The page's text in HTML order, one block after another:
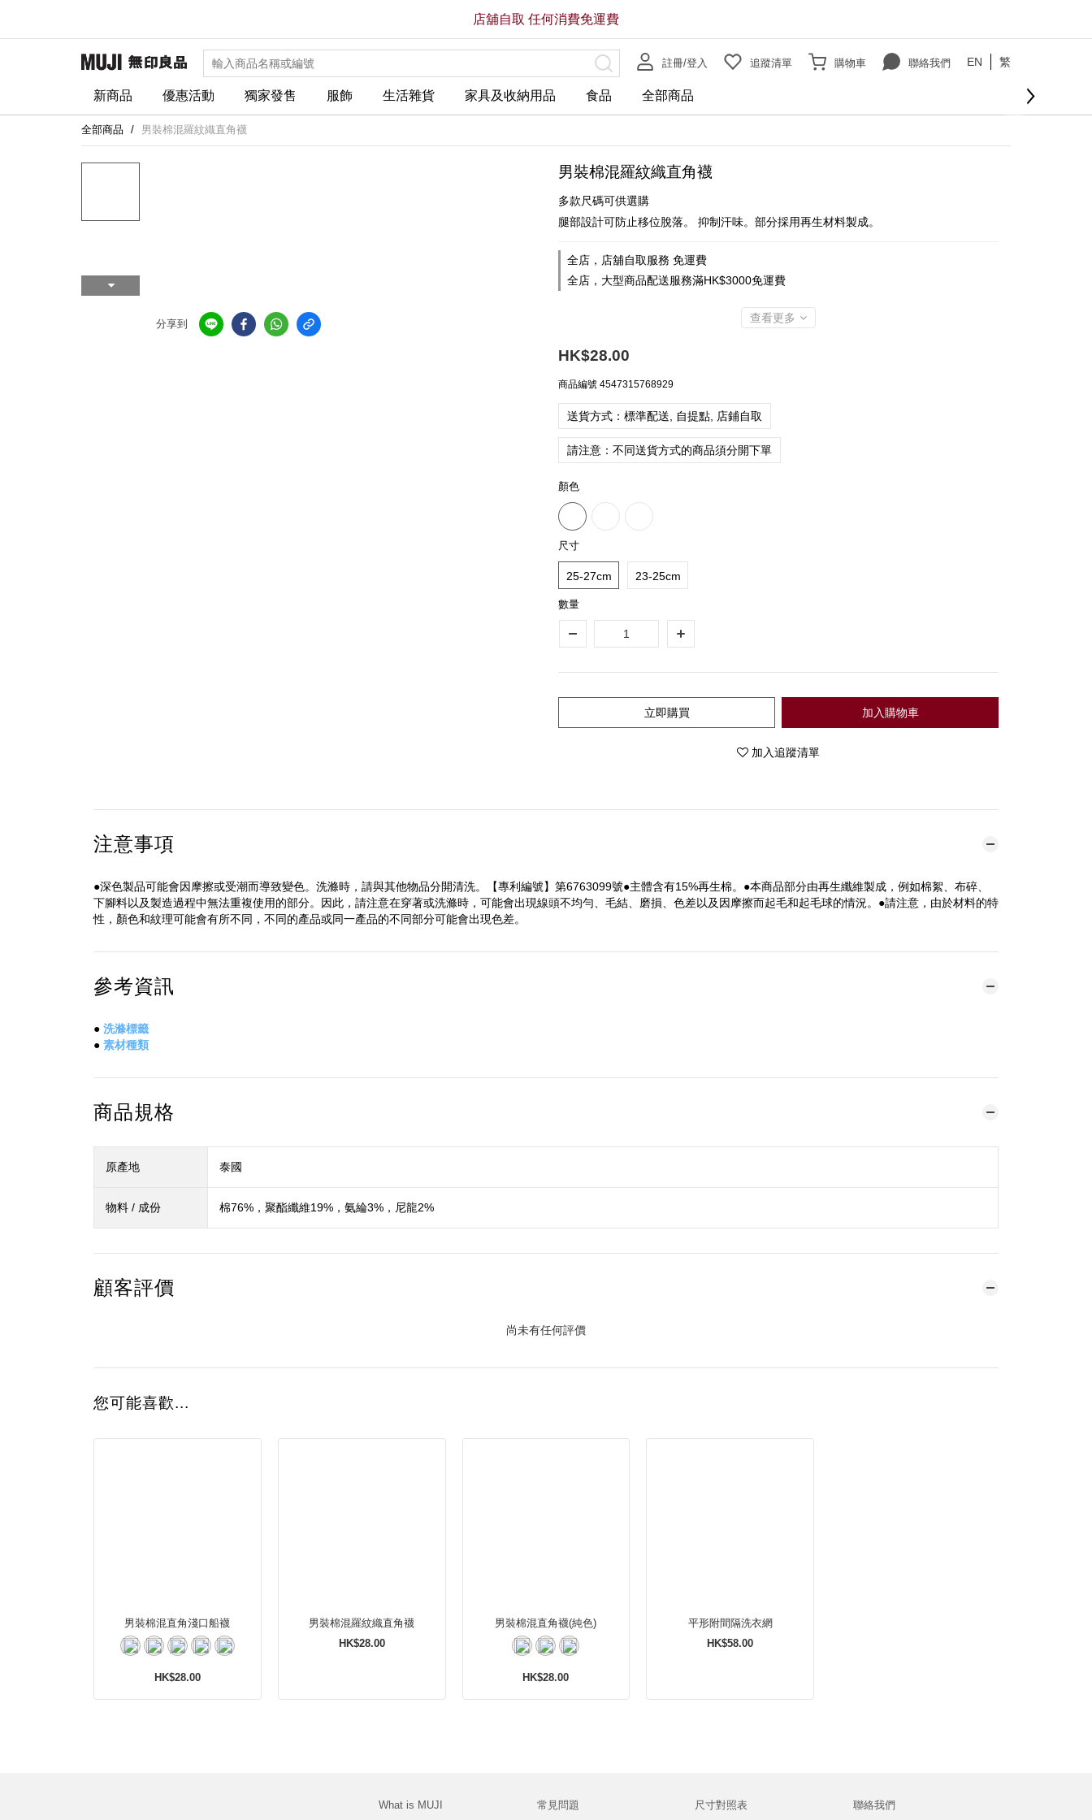
註冊/登入 追蹤清單 購物車 聯絡我們 EN 繁
新商品 優惠活動 獨家發售 服飾 生活雜貨 家具及收納用品 食品 全部商品
店舖自取 任何消費免運費
全部商品 男裝棉混羅紋織直角襪
分享到
男裝棉混羅紋織直角襪
多款尺碼可供選購
腿部設計可防止移位脫落。 抑制汗味。部分採用再生材料製成。
全店，店舖自取服務 免運費
全店，大型商品配送服務滿HK$3000免運費
查看更多
HK$28.00
商品編號 4547315768929
送貨方式：標準配送, 自提點, 店鋪自取
請注意：不同送貨方式的商品須分開下單
顏色
尺寸
25-27cm 23-25cm
數量
加入購物車
立即購買
加入追蹤清單
注意事項
●深色製品可能會因摩擦或受潮而導致變色。洗滌時，請與其他物品分開清洗。【專利編號】第6763099號●主體含有15%再生棉。●本商品部分由再生纖維製成，例如棉絮、布碎、
下腳料以及製造過程中無法重複使用的部分。因此，請注意在穿著或洗滌時，可能會出現線頭不均勻、毛結、磨損、色差以及因摩擦而起毛和起毛球的情況。●請注意，由於材料的特
性，顏色和紋理可能會有所不同，不同的產品或同一產品的不同部分可能會出現色差。
參考資訊
● 洗滌標籤
● 素材種類
商品規格
原產地 泰國
物料 / 成份 棉76%，聚酯纖維19%，氨綸3%，尼龍2%
顧客評價
尚未有任何評價
您可能喜歡...
男裝棉混直角淺口船襪
HK$28.00
男裝棉混羅紋織直角襪
HK$28.00
男裝棉混直角襪(純色)
HK$28.00
平形附間隔洗衣網
HK$58.00
What is MUJI 常見問題 尺寸對照表 聯絡我們